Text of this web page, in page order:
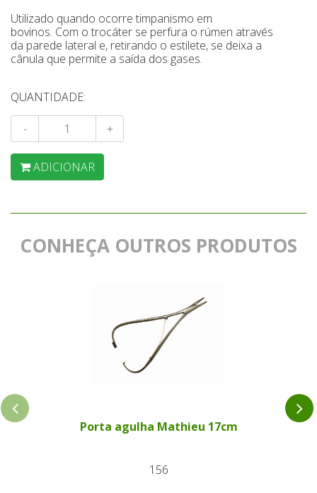
Utilizado quando ocorre timpanismo em
bovinos. Com o trocáter se perfura o rúmen através
da parede lateral e, retirando o estilete, se deixa a
cânula que permite a saída dos gases.
QUANTIDADE:
- +
ADICIONAR
CONHEÇA OUTROS PRODUTOS
Porta agulha Mathieu 17cm
156